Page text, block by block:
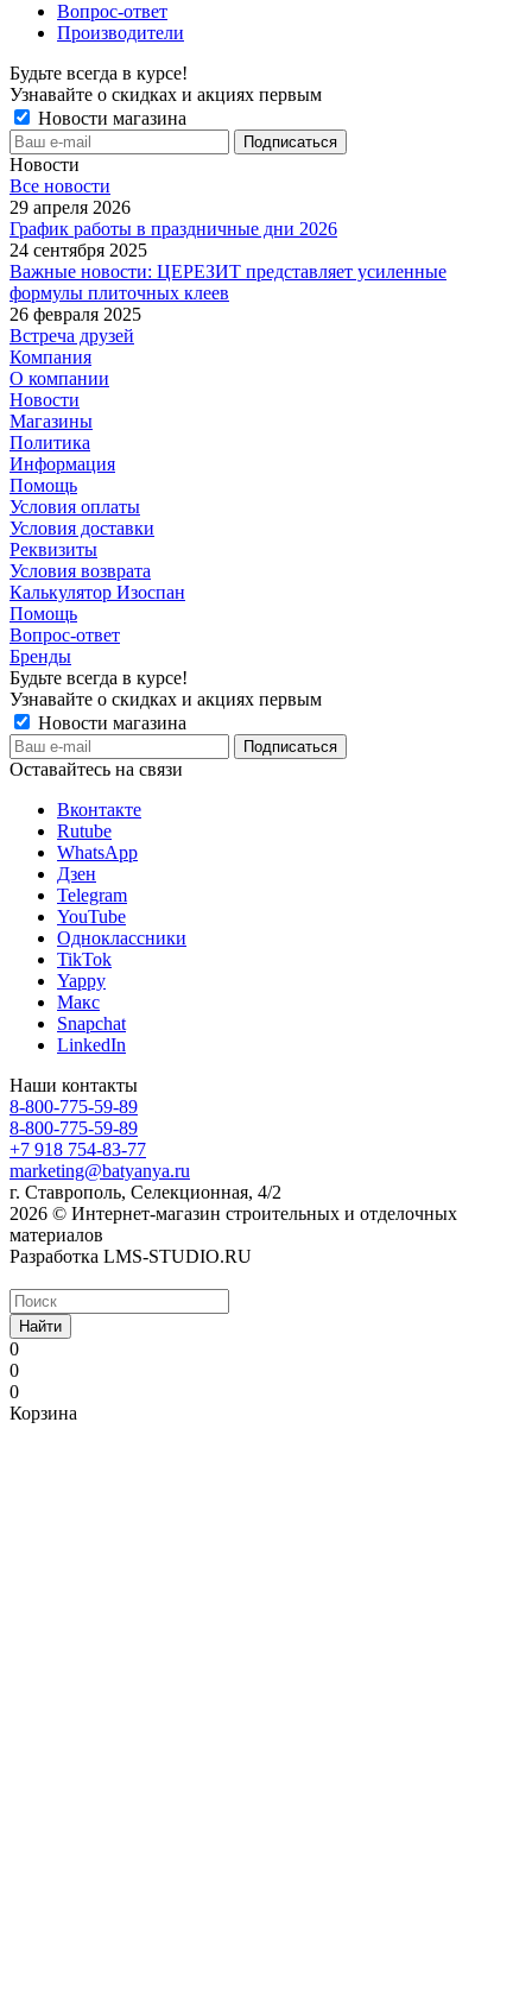
Вопрос-ответ
Производители
Будьте всегда в курсе!
Узнавайте о скидках и акциях первым
Новости магазина
Новости
Все новости
29 апреля 2026
График работы в праздничные дни 2026
24 сентября 2025
Важные новости: ЦЕРЕЗИТ представляет усиленные
формулы плиточных клеев
26 февраля 2025
Встреча друзей
Компания
О компании
Новости
Магазины
Политика
Информация
Помощь
Условия оплаты
Условия доставки
Реквизиты
Условия возврата
Калькулятор Изоспан
Помощь
Вопрос-ответ
Бренды
Будьте всегда в курсе!
Узнавайте о скидках и акциях первым
Новости магазина
Оставайтесь на связи
Вконтакте
Rutube
WhatsApp
Дзен
Telegram
YouTube
Одноклассники
TikTok
Yappy
Макс
Snapchat
LinkedIn
Наши контакты
8-800-775-59-89
8-800-775-59-89
+7 918 754-83-77
marketing@batyanya.ru
г. Ставрополь, Селекционная, 4/2
2026 © Интернет-магазин строительных и отделочных
материалов
Разработка LMS-STUDIO.RU
Найти
0
0
0
Корзина